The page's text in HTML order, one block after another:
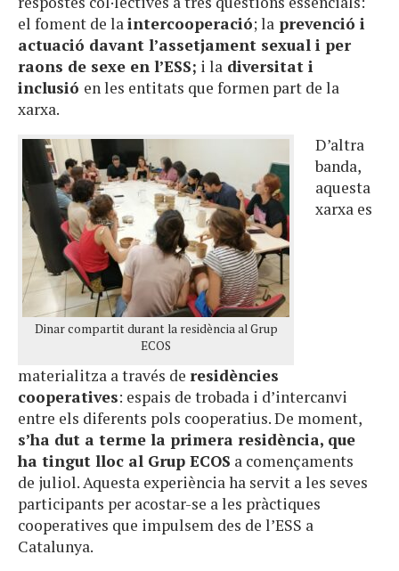
el foment de laintercooperació; la prevenció i
actuació davant l’assetjament sexual i per
raons de sexe en l’ESS; i la diversitat i
inclusió en les entitats que formen part de la
xarxa.
Dinar compartit durant la residència al Grup
ECOS
D’altra
banda,
aquesta
xarxa es
materialitza a través de residències
cooperatives: espais de trobada i d’intercanvi
entre els diferents pols cooperatius. De moment,
s’ha dut a terme la primera residència, que
ha tingut lloc al Grup ECOS a començaments
de juliol. Aquesta experiència ha servit a les seves
participants per acostar-se a les pràctiques
cooperatives que impulsem des de l’ESS a
Catalunya.